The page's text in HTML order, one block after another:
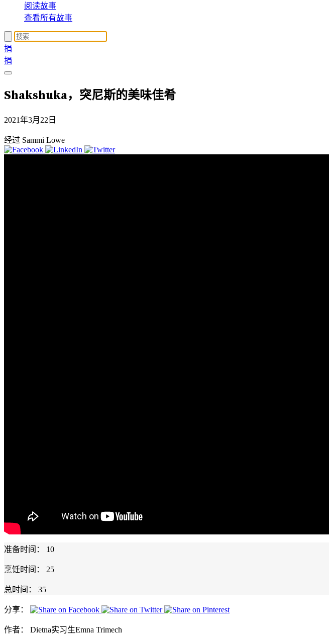
阅读故事
查看所有故事
捐
捐
Shakshuka，突尼斯的美味佳肴
2021年3月22日
经过 Sammi Lowe
准备时间： 10
烹饪时间： 25
总时间： 35
分享：
作者： Dietna实习生Emna Trimech